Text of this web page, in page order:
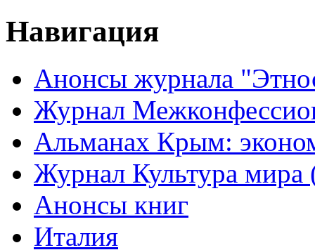
Навигация
Анонсы журнала
Журнал
Альманах Крым:
Журнал Культура
Анонсы книг
Италия